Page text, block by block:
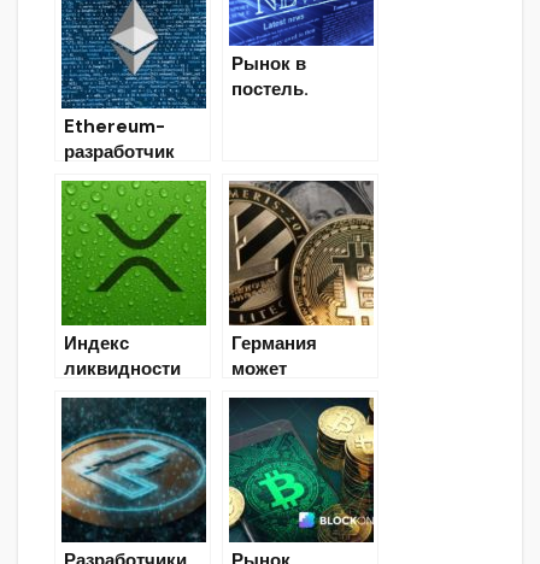
Ethereum-
разработчик
Вирджил
Гриффит
отказался
признать вину в
нарушении
санкционного
режима
Рынок в
постель.
Индекс
ликвидности
Ripple XRP в
Австралии
достиг нового
рекорда
Германия
может
запретить Libra
от Facebook и
создать свою
криптовалюту